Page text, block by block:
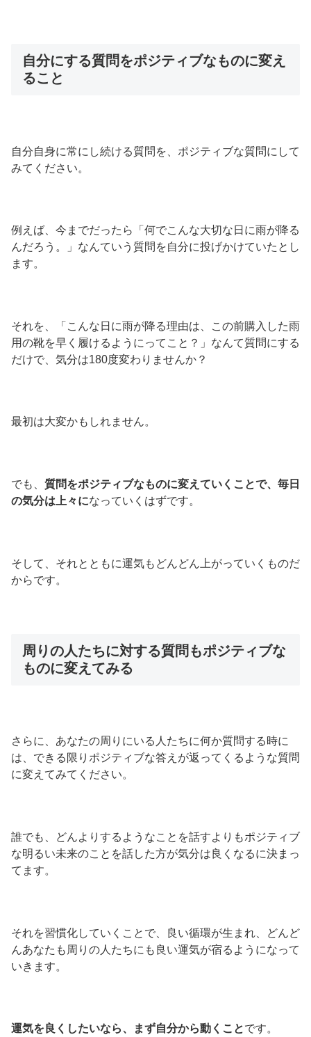
自分にする質問をポジティブなものに変え
ること
自分自身に常にし続ける質問を、ポジティブな質問にして
みてください。
例えば、今までだったら「何でこんな大切な日に雨が降る
んだろう。」なんていう質問を自分に投げかけていたとし
ます。
それを、「こんな日に雨が降る理由は、この前購入した雨
用の靴を早く履けるようにってこと？」なんて質問にする
だけで、気分は180度変わりませんか？
最初は大変かもしれません。
でも、 質問をポジティブなものに変えていくことで、毎日
の気分は上々になっていくはずです。
そして、それとともに運気もどんどん上がっていくものだ
からです。
周りの人たちに対する質問もポジティブな
ものに変えてみる
さらに、あなたの周りにいる人たちに何か質問する時に
は、できる限りポジティブな答えが返ってくるような質問
に変えてみてください。
誰でも、どんよりするようなことを話すよりもポジティブ
な明るい未来のことを話した方が気分は良くなるに決まっ
てます。
それを習慣化していくことで、良い循環が生まれ、どんど
んあなたも周りの人たちにも良い運気が宿るようになって
いきます。
運気を良くしたいなら、まず自分から動くことです。